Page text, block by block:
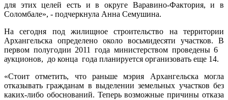
для этих целей есть и в округе Варавино-Фактория, и в
Соломбале», - подчеркнула Анна Семушина.
На сегодня под жилищное строительство на территории
Архангельска определено около восьмидесяти участков. В
первом полугодии 2011 года министерством проведены 6
аукционов, до конца года планируется организовать еще 14.
«Стоит отметить, что раньше мэрия Архангельска могла
отказывать гражданам в выделении земельных участков без
каких-либо обоснований. Теперь возможные причины отказа